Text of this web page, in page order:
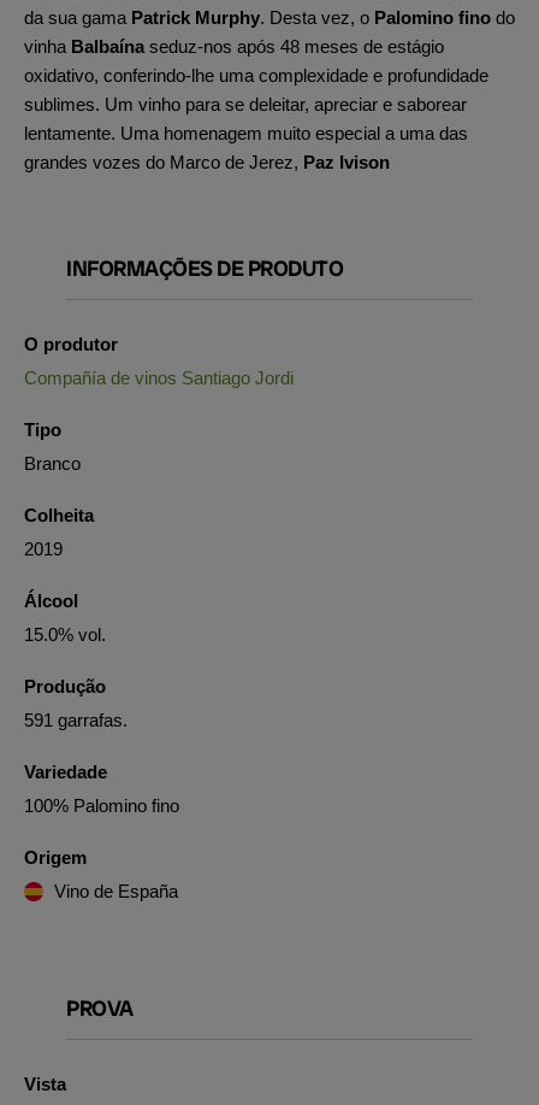
da sua gama Patrick Murphy. Desta vez, o Palomino fino do
vinha Balbaína seduz-nos após 48 meses de estágio
oxidativo, conferindo-lhe uma complexidade e profundidade
sublimes. Um vinho para se deleitar, apreciar e saborear
lentamente. Uma homenagem muito especial a uma das
grandes vozes do Marco de Jerez, Paz Ivison
INFORMAÇÕES DE PRODUTO
O produtor
Compañía de vinos Santiago Jordi
Tipo
Branco
Colheita
2019
Álcool
15.0% vol.
Produção
591 garrafas.
Variedade
100% Palomino fino
Origem
Vino de España
PROVA
Vista